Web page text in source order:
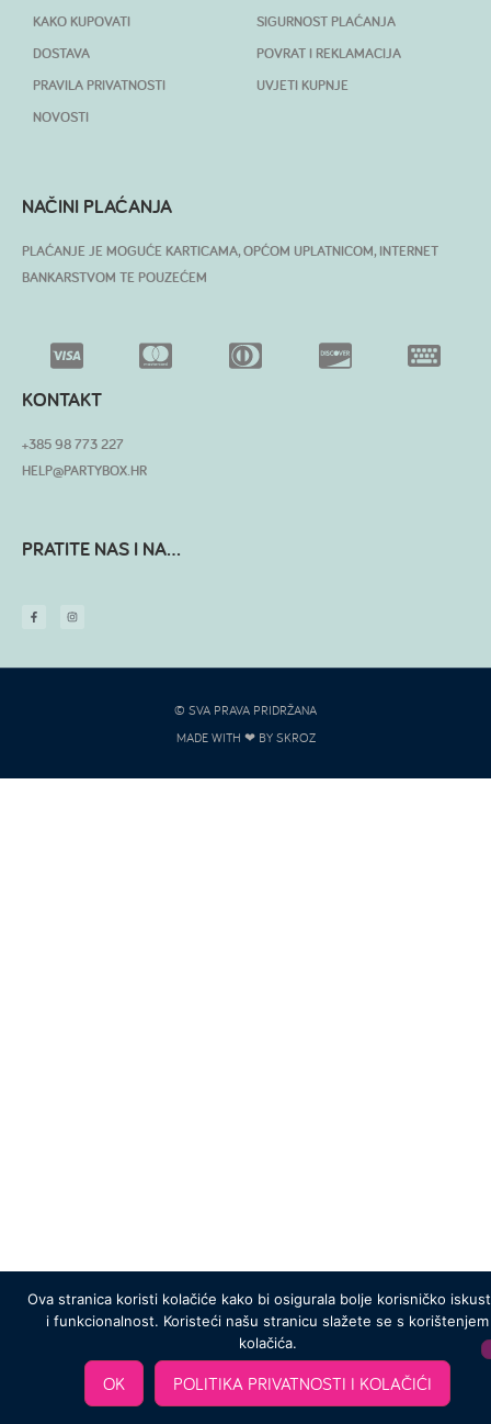
KAKO KUPOVATI
DOSTAVA
PRAVILA PRIVATNOSTI
NOVOSTI
SIGURNOST PLAĆANJA
POVRAT I REKLAMACIJA
UVJETI KUPNJE
NAČINI PLAĆANJA
PLAĆANJE JE MOGUĆE KARTICAMA, OPĆOM UPLATNICOM, INTERNET
BANKARSTVOM TE POUZEĆEM
KONTAKT
+385 98 773 227
HELP@PARTYBOX.HR
PRATITE NAS I NA...
© SVA PRAVA PRIDRŽANA
MADE WITH ❤ BY SKROZ
Ova stranica koristi kolačiće kako bi osigurala bolje korisničko
i funkcionalnost. Koristeći našu stranicu slažete se s korištenjem
kolačića.
OK POLITIKA PRIVATNOSTI I KOLAČIĆI